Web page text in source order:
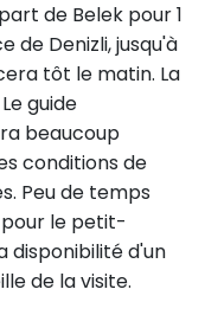
de Belek pour 1
de Denizli, jusqu'à
tôt le matin. La
guide
beaucoup
conditions de
Peu de temps
le petit-
disponibilité d'un
de la visite.